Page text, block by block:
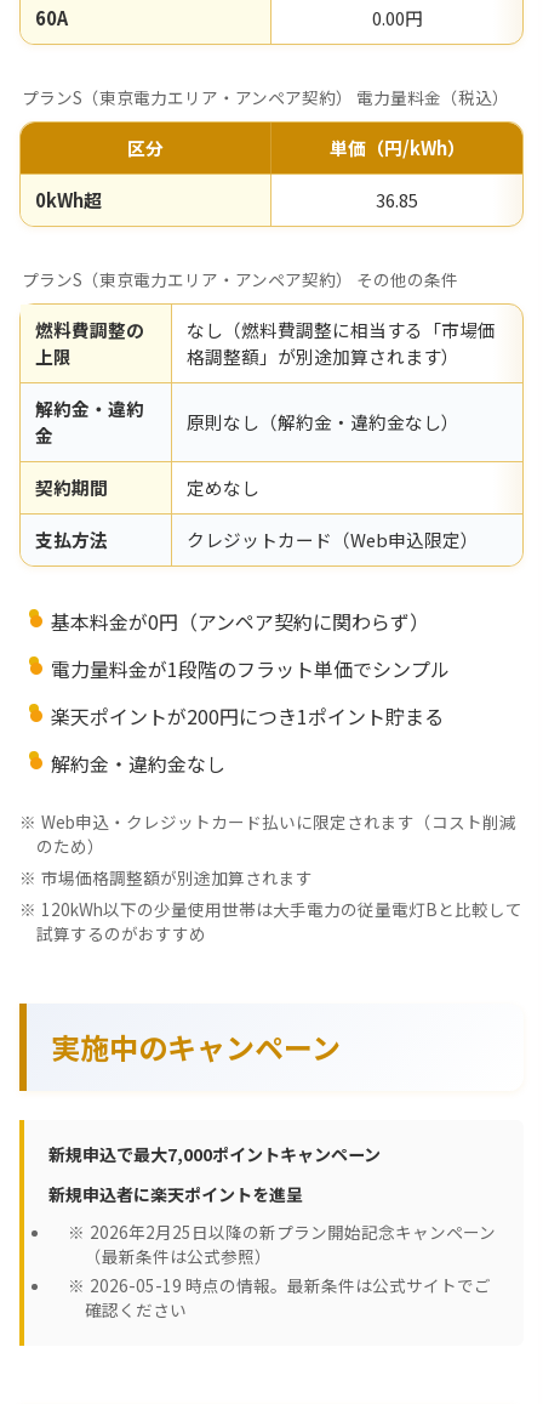
60A 0.00円
プランS（東京電力エリア・アンペア契約） 電力量料金（税込）
区分 単価（円/kWh）
0kWh超 36.85
プランS（東京電力エリア・アンペア契約） その他の条件
燃料費調整の
上限
なし（燃料費調整に相当する「市場価
格調整額」が別途加算されます）
解約金・違約
金
原則なし（解約金・違約金なし）
契約期間 定めなし
支払方法 クレジットカード（Web申込限定）
基本料金が0円（アンペア契約に関わらず）
電力量料金が1段階のフラット単価でシンプル
楽天ポイントが200円につき1ポイント貯まる
解約金・違約金なし
Web申込・クレジットカード払いに限定されます（コスト削減
のため）
市場価格調整額が別途加算されます
120kWh以下の少量使用世帯は大手電力の従量電灯Bと比較して
試算するのがおすすめ
実施中のキャンペーン
新規申込で最大7,000ポイントキャンペーン
新規申込者に楽天ポイントを進呈
2026年2月25日以降の新プラン開始記念キャンペーン
（最新条件は公式参照）
2026-05-19 時点の情報。最新条件は公式サイトでご
確認ください